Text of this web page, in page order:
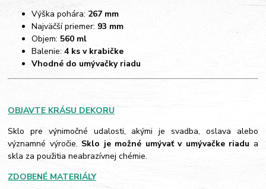
Výška pohára: 267 mm
Najväčší priemer: 93 mm
Objem: 560 ml
Balenie:4 ks v krabičke
Vhodné do umývačky riadu
OBJAVTE KRÁSU DEKORU
Sklo pre výnimočné udalosti, akými je svadba, oslava alebo
významné výročie. Sklo je možné umývať v umývačke riadu a
skla za použitia neabrazívnej chémie.
ZDOBENÉ MATERIÁLY